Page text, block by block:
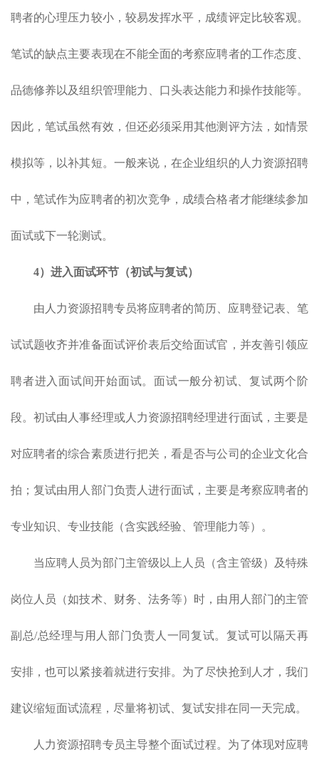
聘者的心理压力较小，较易发挥水平，成绩评定比较客观。
笔试的缺点主要表现在不能全面的考察应聘者的工作态度、
品德修养以及组织管理能力、口头表达能力和操作技能等。
因此，笔试虽然有效，但还必须采用其他测评方法，如情景
模拟等，以补其短。一般来说，在企业组织的人力资源招聘
中，笔试作为应聘者的初次竞争，成绩合格者才能继续参加
面试或下一轮测试。
4） 进入面试环节（初试与复试）
由人力资源招聘专员将应聘者的简历、应聘登记表、笔
试试题收齐并准备面试评价表后交给面试官，并友善引领应
聘者进入面试间开始面试。面试一般分初试、复试两个阶
段。初试由人事经理或人力资源招聘经理进行面试，主要是
对应聘者的综合素质进行把关，看是否与公司的企业文化合
拍；复试由用人部门负责人进行面试，主要是考察应聘者的
专业知识、专业技能（含实践经验、管理能力等）。
当应聘人员为部门主管级以上人员（含主管级）及特殊
岗位人员（如技术、财务、法务等）时，由用人部门的主管
副总/总经理与用人部门负责人一同复试。复试可以隔天再
安排，也可以紧接着就进行安排。为了尽快抢到人才，我们
建议缩短面试流程，尽量将初试、复试安排在同一天完成。
人力资源招聘专员主导整个面试过程。为了体现对应聘